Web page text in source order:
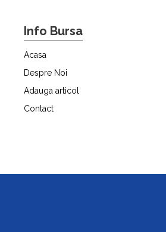
Info Bursa
Acasa
Despre Noi
Adauga articol
Contact